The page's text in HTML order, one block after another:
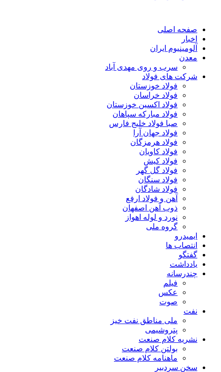
صفحه اصلی
اخبار
آلومینیوم ایران
معدن
سرب و روی مهدی آباد
شرکت های فولاد
فولاد خوزستان
فولاد خراسان
فولاد اکسین خوزستان
فولاد مبارکه سپاهان
صبا فولاد خلیج فارس
فولاد جهان آرا
فولاد هرمزگان
فولاد کاویان
فولاد کیش
فولاد گل گهر
فولاد سنگان
فولاد شادگان
آهن و فولاد ارفع
ذوب آهن اصفهان
نورد و لوله اهواز
گروه ملی
ایمیدرو
انتصاب ها
گفتگو
یادداشت
چندرسانه
فیلم
عکس
صوت
نفت
ملی مناطق نفت خیز
پتروشیمی
نشریه کلام صنعت
بولتن کلام صنعت
ماهنامه کلام صنعت
سخن سردبیر